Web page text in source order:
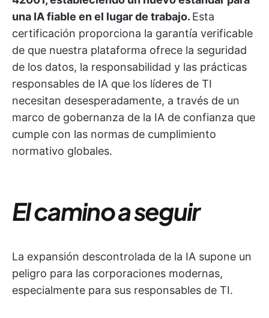
una IA fiable en el lugar de trabajo. Esta
certificación proporciona la garantía verificable
de que nuestra plataforma ofrece la seguridad
de los datos, la responsabilidad y las prácticas
responsables de IA que los líderes de TI
necesitan desesperadamente, a través de un
marco de gobernanza de la IA de confianza que
cumple con las normas de cumplimiento
normativo globales.
El camino a seguir
La expansión descontrolada de la IA supone un
peligro para las corporaciones modernas,
especialmente para sus responsables de TI.